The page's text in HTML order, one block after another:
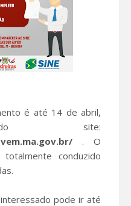
é até 14 de abril,
site:
. O
conduzido
pode ir até